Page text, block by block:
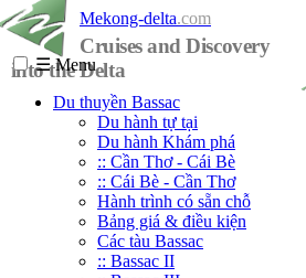
Mekong-delta.com
Cruises and Discovery
into the Delta
☰Menu
Du thuyền Bassac
Du hành tự tại
Du hành Khám phá
:: Cần Thơ - Cái Bè
:: Cái Bè - Cần Thơ
Hành trình có sẵn chỗ
Bảng giá & điều kiện
Các tàu Bassac
:: Bassac II